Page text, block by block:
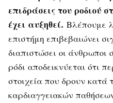
επιδράσεις του ροδιού
έχει αυξηθεί. Βλέπουμε
επιστήμη επιβεβαιώνει
διαπιστώσει οι άνθρωποι
ρόδι αποδεικνύεται ότι
στοιχεία που δρουν κατά
καρδιαγγειακών